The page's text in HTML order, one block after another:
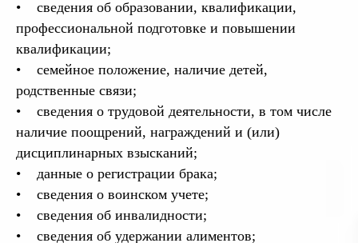
• сведения об образовании, квалификации,
профессиональной подготовке и повышении
квалификации;
• семейное положение, наличие детей,
родственные связи;
• сведения о трудовой деятельности, в том числе
наличие поощрений, награждений и (или)
дисциплинарных взысканий;
• данные о регистрации брака;
• сведения о воинском учете;
• сведения об инвалидности;
• сведения об удержании алиментов;